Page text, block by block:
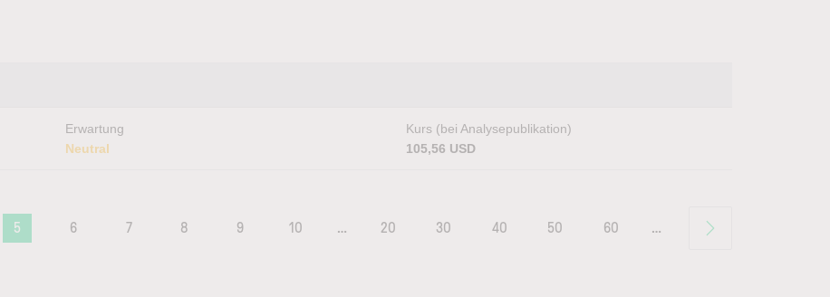
Erwartung
Neutral
Kurs (bei Analysepublikation)
105,56 USD
5 6 7 8 9 10 … 20 30 40 50 60 …